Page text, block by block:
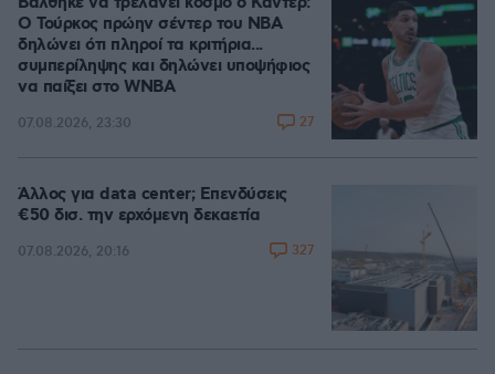
Ο Τούρκος πρώην σέντερ του NBA
δηλώνει ότι πληροί τα κριτήρια...
συμπερίληψης και δηλώνει υποψήφιος
να παίξει στο WNBA
07.08.2026, 23:30 27
Άλλος για data center; Επενδύσεις
€50 δισ. την ερχόμενη δεκαετία
07.08.2026, 20:16 327